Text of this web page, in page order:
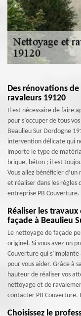
Des rénovations
ravaleurs 19120
Il est nécessaire de faire
pour s’occuper de tous
Beaulieu Sur Dordogne
intervention délicate qui
importe le type de
brique, béton ; il est
Vous allez bénéficier
et réaliser dans les règles
entreprise PB Couverture.
Réaliser les
façade à Beaulieu
Le nettoyage de façade
originel. Si vous avez un
Couverture qui
pour vous aider. Grâce à
hauteur de réaliser vos
nettoyage et de
contacter PB Couverture.
Choisissez le